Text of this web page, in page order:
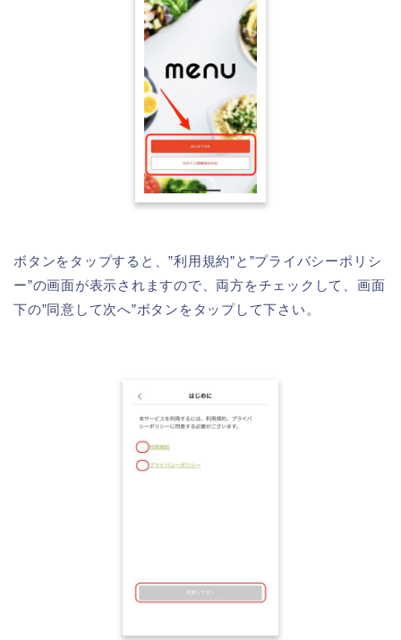
ボタンをタップすると、”利用規約”と”プライバシーポリシ
ー”の画面が表示されますので、両方をチェックして、画面
下の”同意して次へ”ボタンをタップして下さい。